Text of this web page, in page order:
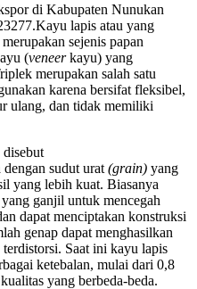
di Kabupaten Nunukan
lapis atau yang
sejenis papan
(veneerkayu) yang
merupakan salah satu
karena bersifat fleksibel,
ulang, dan tidak memiliki
disebut
sudut urat (grain) yang
yang lebih kuat. Biasanya
ganjil untuk mencegah
dapat menciptakan konstruksi
genap dapat menghasilkan
Saat ini kayu lapis
ketebalan, mulai dari 0,8
yang berbeda-beda.